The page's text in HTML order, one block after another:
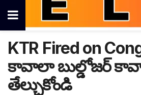
KTR Fired on
కావాలా బుల్డోజ‌ర్
తేల్చుకోండి